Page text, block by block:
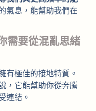
氣息，能幫助我們在
需要從混亂思緒
有極佳的接地特質。
，它能幫助你從奔騰
連結。